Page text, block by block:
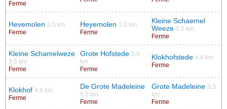
Ferme
Hevemolen 3.5 km
Ferme
Heyemolen 3.5 km
Ferme
Kleine Schaemel
Weeze 3.5 km
Ferme
Kleine Schamelweze
3.5 km
Ferme
Grote Hofstede 3.6
km
Ferme
Klokhofstede 4.6 km
Ferme
Klokhof 4.6 km
Ferme
De Grote Madeleine
5.3 km
Ferme
Grote Madeleine 5.3
km
Ferme